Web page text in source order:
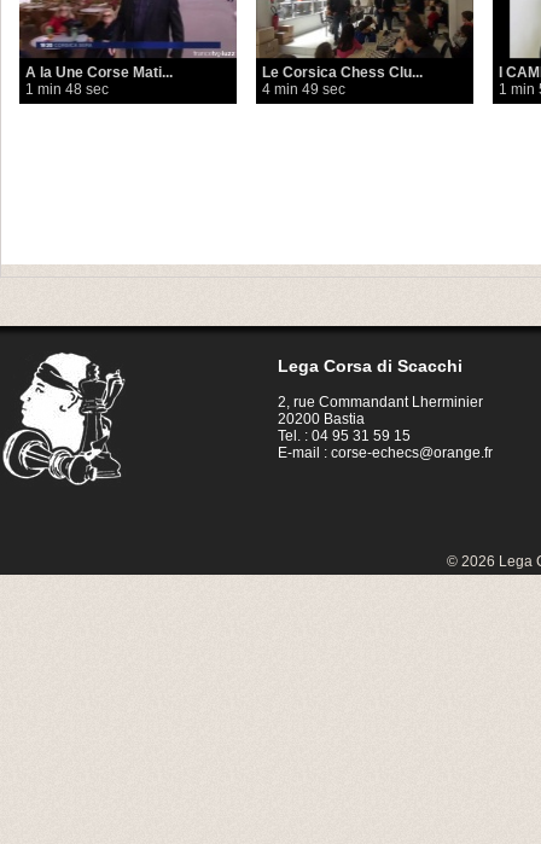
A la Une Corse Mati...
1 min 48 sec
Le Corsica Chess Clu...
4 min 49 sec
I
1 min
Lega Corsa di Scacchi
2, rue Commandant Lherminier
20200 Bastia
Tel. : 04 95 31 59 15
E-mail :corse-echecs@orange.fr
© 2026 Lega